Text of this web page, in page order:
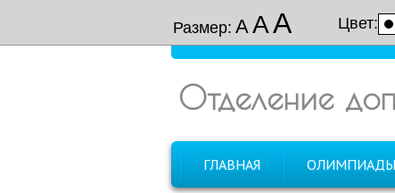
Размер: ААА Цвет:
Отделение
ГЛАВНАЯ ОЛИМПИАДЫ